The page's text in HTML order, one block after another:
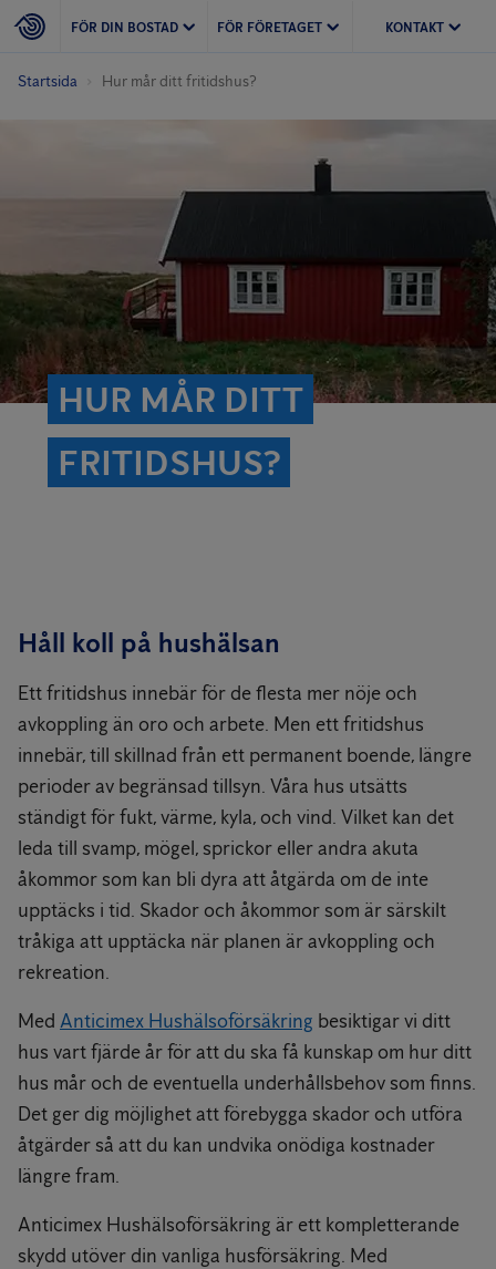
FÖR DIN BOSTAD FÖR FÖRETAGET KONTAKT
Startsida Hur mår ditt fritidshus?
HUR MÅR DITT
FRITIDSHUS?
Håll koll på hushälsan
Ett fritidshus innebär för de flesta mer nöje och
avkoppling än oro och arbete. Men ett fritidshus
innebär, till skillnad från ett permanent boende, längre
perioder av begränsad tillsyn. Våra hus utsätts
ständigt för fukt, värme, kyla, och vind. Vilket kan det
leda till svamp, mögel, sprickor eller andra akuta
åkommor som kan bli dyra att åtgärda om de inte
upptäcks i tid. Skador och åkommor som är särskilt
tråkiga att upptäcka när planen är avkoppling och
rekreation.
Med Anticimex Hushälsoförsäkring besiktigar vi ditt
hus vart fjärde år för att du ska få kunskap om hur ditt
hus mår och de eventuella underhållsbehov som finns.
Det ger dig möjlighet att förebygga skador och utföra
åtgärder så att du kan undvika onödiga kostnader
längre fram.
Anticimex Hushälsoförsäkring är ett kompletterande
skydd utöver din vanliga husförsäkring. Med